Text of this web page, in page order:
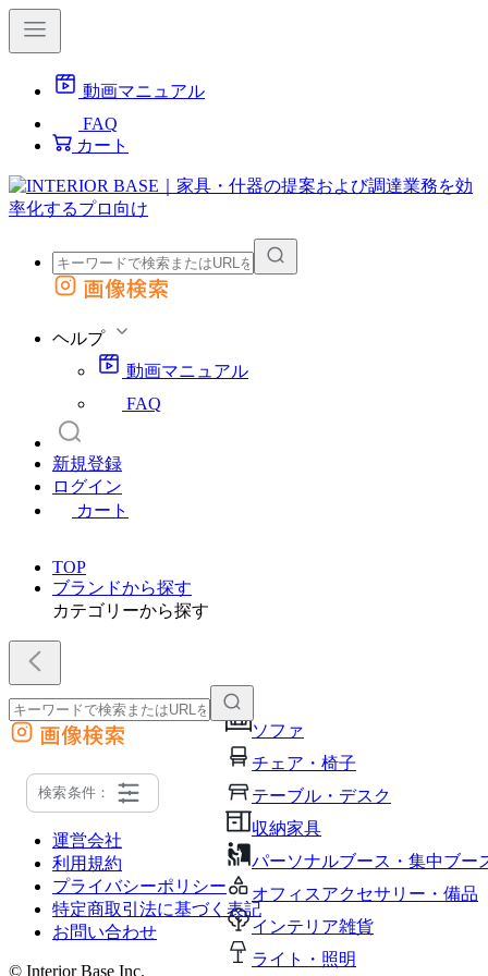
動画マニュアル
FAQ
カート
外部サイトの商品をカートに追加
画像検索
ヘルプ
動画マニュアル
FAQ
新規登録
ログイン
カート
TOP
ブランドから探す
カテゴリーから探す
ソファ
チェア・椅子
テーブル・デスク
収納家具
パーソナルブース・集中ブー
オフィスアクセサリー・備品
インテリア雑貨
ライト・照明
外部サイトの商品をカートに追加
他のサイトで見つけた商品ページのURLを貼り付けて、カートに追加できます
画像検索
検索条件：
運営会社
利用規約
プライバシーポリシー
特定商取引法に基づく表記
お問い合わせ
© Interior Base Inc.